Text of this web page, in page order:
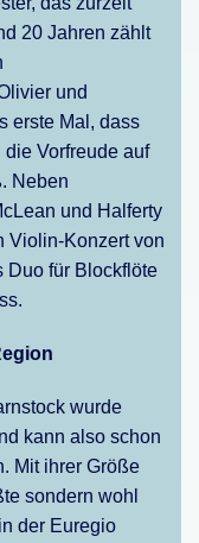
20 Jahren zählt
und
erste Mal, dass
Vorfreude auf
Neben
und Halferty
Violin-Konzert von
für Blockflöte
wurde
kann also schon
Mit ihrer Größe
sondern wohl
der Euregio